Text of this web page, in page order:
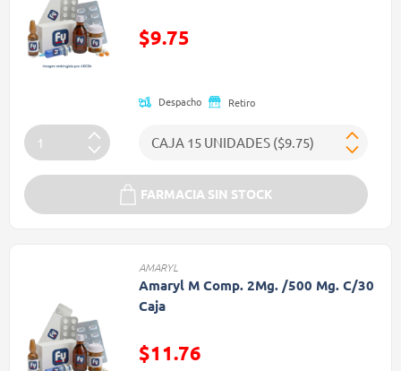
Precio reducido de
$9.75
Despacho Retiro
FARMACIA SIN STOCK
AMARYL
Amaryl M Comp. 2Mg. /500 Mg. C/30
Caja
$11.76